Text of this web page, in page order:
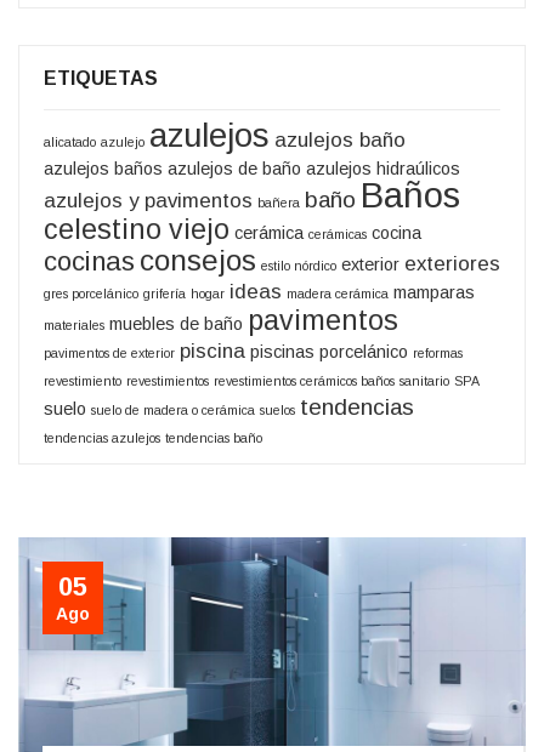
ETIQUETAS
alicatado azulejo azulejos azulejos baño
azulejos baños azulejos de baño azulejos hidraúlicos
azulejos y pavimentos bañera baño Baños
celestino viejo cerámica cerámicas cocina
cocinas consejos estilo nórdico exterior exteriores
gres porcelánico grifería hogar ideas madera cerámica mamparas
materiales muebles de baño pavimentos
pavimentos de exterior piscina piscinas porcelánico reformas
revestimiento revestimientos revestimientos cerámicos baños sanitario SPA
suelo suelo de madera o cerámica suelos tendencias
tendencias azulejos tendencias baño
05
Ago